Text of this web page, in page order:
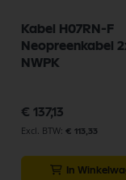
Kabel H07RN-F
Neopreenkabel
NWPK
€ 137,13
€ 113,33
In